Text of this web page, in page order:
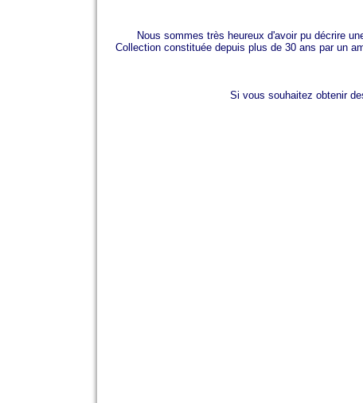
Nous sommes très heureux d'avoir pu décrire
Collection constituée depuis plus de 30 ans par un
Si vous souhaitez obtenir